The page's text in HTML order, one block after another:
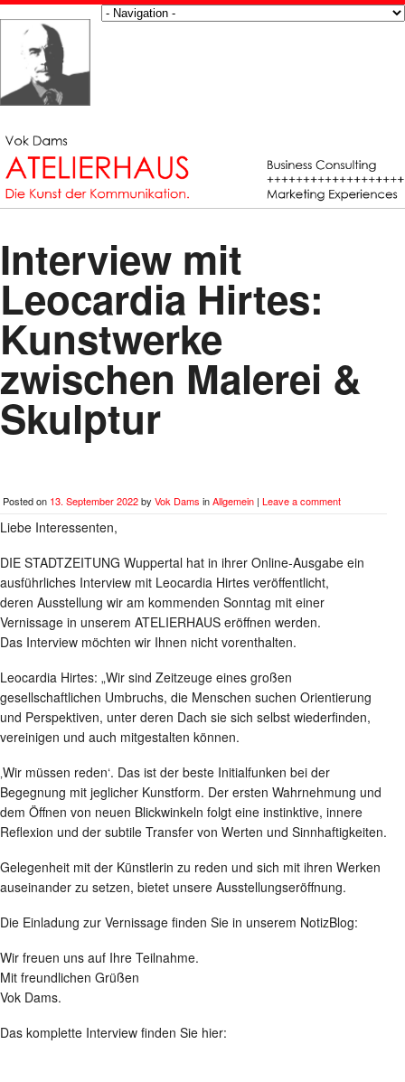
Interview mit
Leocardia Hirtes:
Kunstwerke
zwischen Malerei &
Skulptur
Posted on 13. September 2022by Vok Dams inAllgemein | Leave a comment
Liebe Interessenten,
DIE STADTZEITUNG Wuppertal hat in ihrer Online-Ausgabe ein
ausführliches Interview mit Leocardia Hirtes veröffentlicht,
deren Ausstellung wir am kommenden Sonntag mit einer
Vernissage in unserem ATELIERHAUS eröffnen werden.
Das Interview möchten wir Ihnen nicht vorenthalten.
Leocardia Hirtes: „Wir sind Zeitzeuge eines großen
gesellschaftlichen Umbruchs, die Menschen suchen Orientierung
und Perspektiven, unter deren Dach sie sich selbst wiederfinden,
vereinigen und auch mitgestalten können.
‚Wir müssen reden‘. Das ist der beste Initialfunken bei der
Begegnung mit jeglicher Kunstform. Der ersten Wahrnehmung und
dem Öffnen von neuen Blickwinkeln folgt eine instinktive, innere
Reflexion und der subtile Transfer von Werten und Sinnhaftigkeiten.
Gelegenheit mit der Künstlerin zu reden und sich mit ihren Werken
auseinander zu setzen, bietet unsere Ausstellungseröffnung.
Die Einladung zur Vernissage finden Sie in unserem NotizBlog:
Wir freuen uns auf Ihre Teilnahme.
Mit freundlichen Grüßen
Vok Dams.
Das komplette Interview finden Sie hier: